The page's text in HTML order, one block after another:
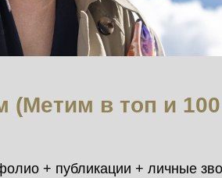
(Метим в топ и 100
+ публикации + личные